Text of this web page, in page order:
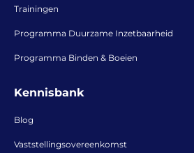
Trainingen
Programma Duurzame Inzetbaarheid
Programma Binden & Boeien
Kennisbank
Blog
Vaststellingsovereenkomst